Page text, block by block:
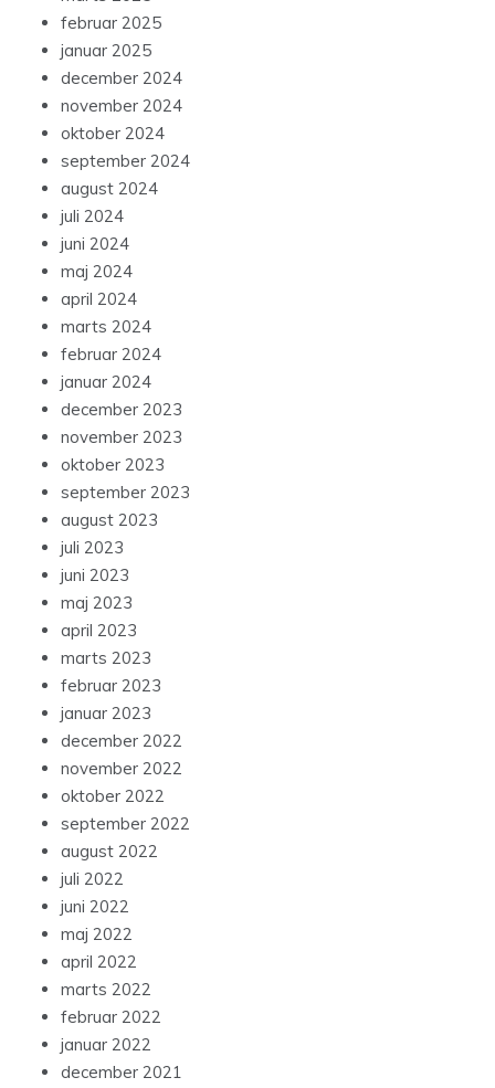
februar 2025
januar 2025
december 2024
november 2024
oktober 2024
september 2024
august 2024
juli 2024
juni 2024
maj 2024
april 2024
marts 2024
februar 2024
januar 2024
december 2023
november 2023
oktober 2023
september 2023
august 2023
juli 2023
juni 2023
maj 2023
april 2023
marts 2023
februar 2023
januar 2023
december 2022
november 2022
oktober 2022
september 2022
august 2022
juli 2022
juni 2022
maj 2022
april 2022
marts 2022
februar 2022
januar 2022
december 2021